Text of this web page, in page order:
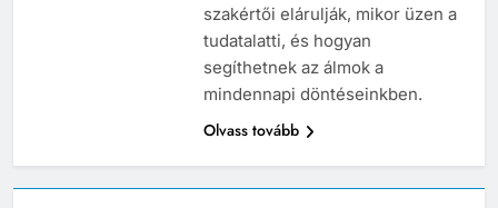
szakértői elárulják, mikor üzen a
tudatalatti, és hogyan
segíthetnek az álmok a
mindennapi döntéseinkben.
Olvass tovább